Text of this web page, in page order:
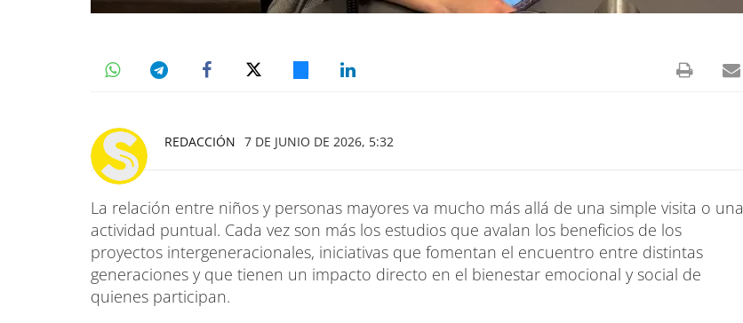
REDACCIÓN 7 DE JUNIO DE 2026, 5:32
La relación entre niños y personas mayores va mucho más allá de una simple visita o una
actividad puntual. Cada vez son más los estudios que avalan los beneficios de los
proyectos intergeneracionales, iniciativas que fomentan el encuentro entre distintas
generaciones y que tienen un impacto directo en el bienestar emocional y social de
quienes participan.